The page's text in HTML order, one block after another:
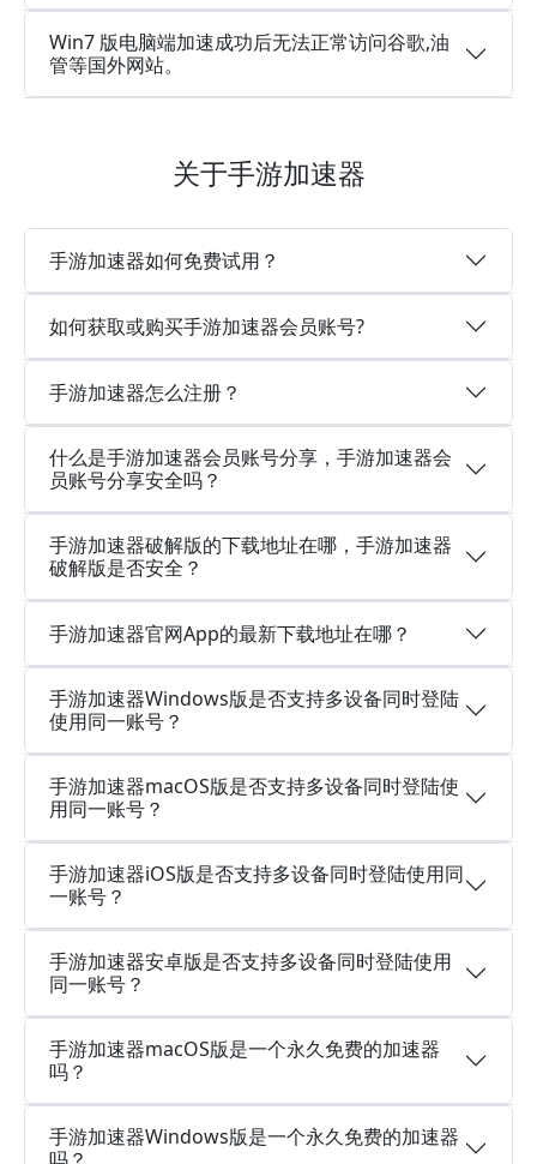
Win7 版电脑端加速成功后无法正常访问谷歌,油
管等国外网站。
关于手游加速器
手游加速器如何免费试用？
如何获取或购买手游加速器会员账号?
手游加速器怎么注册？
什么是手游加速器会员账号分享，手游加速器会
员账号分享安全吗？
手游加速器破解版的下载地址在哪，手游加速器
破解版是否安全？
手游加速器官网App的最新下载地址在哪？
手游加速器Windows版是否支持多设备同时登陆
使用同一账号？
手游加速器macOS版是否支持多设备同时登陆使
用同一账号？
手游加速器iOS版是否支持多设备同时登陆使用同
一账号？
手游加速器安卓版是否支持多设备同时登陆使用
同一账号？
手游加速器macOS版是一个永久免费的加速器
吗？
手游加速器Windows版是一个永久免费的加速器